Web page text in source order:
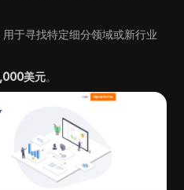
于寻找特定细分领域或新行业
美元。